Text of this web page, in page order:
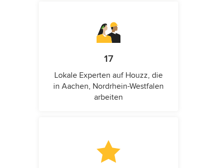
17
Lokale Experten auf Houzz, die
in Aachen, Nordrhein-Westfalen
arbeiten